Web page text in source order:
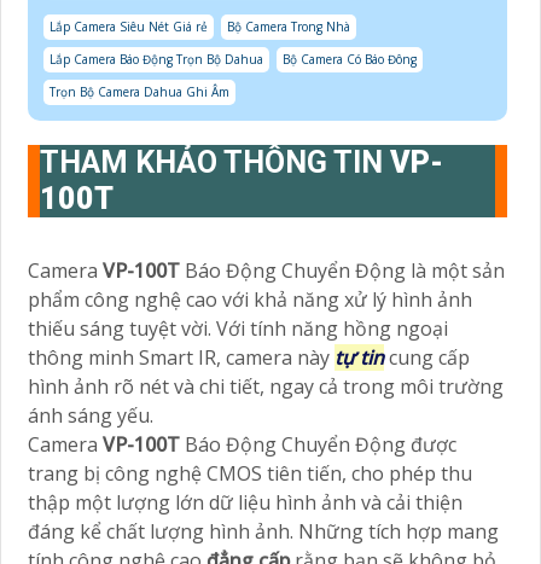
Lắp Camera Siêu Nét Giá rẻ
Bộ Camera Trong Nhà
Lắp Camera Báo Động Trọn Bộ Dahua
Bộ Camera Có Báo Đông
Trọn Bộ Camera Dahua Ghi Âm
THAM KHẢO THÔNG TIN VP-
100T
Camera VP-100T Báo Động Chuyển Động là một sản
phẩm công nghệ cao với khả năng xử lý hình ảnh
thiếu sáng tuyệt vời. Với tính năng hồng ngoại
thông minh Smart IR, camera này tự tincung cấp
hình ảnh rõ nét và chi tiết, ngay cả trong môi trường
ánh sáng yếu.
Camera VP-100T Báo Động Chuyển Động được
trang bị công nghệ CMOS tiên tiến, cho phép thu
thập một lượng lớn dữ liệu hình ảnh và cải thiện
đáng kể chất lượng hình ảnh. Những tích hợp mang